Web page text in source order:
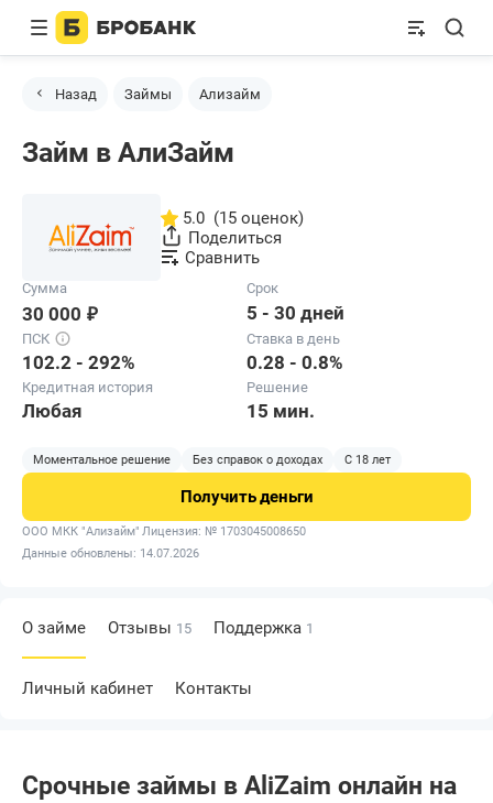
Назад Займы Ализайм
Займ в АлиЗайм
5.0 (15 оценок)
Поделиться
Сравнить
Сумма
30 000 ₽
Срок
5 - 30 дней
ПСК
102.2 - 292%
Ставка в день
0.28 - 0.8%
Кредитная история
Любая
Решение
15 мин.
Моментальное решение Без справок о доходах С 18 лет
Получитьденьги
ООО МКК "Ализайм" Лицензия: № 1703045008650
Данные обновлены: 14.07.2026
О займе Отзывы 15 Поддержка 1
Личный кабинет Контакты
Срочные займы в AliZaim онлайн на